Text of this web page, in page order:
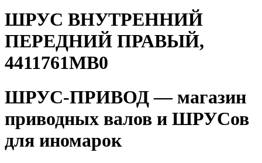
ШРУС ВНУТРЕННИЙ
ПЕРЕДНИЙ ПРАВЫЙ,
4411761MB0
ШРУС-ПРИВОД — магазин
приводных валов и ШРУСов
для иномарок